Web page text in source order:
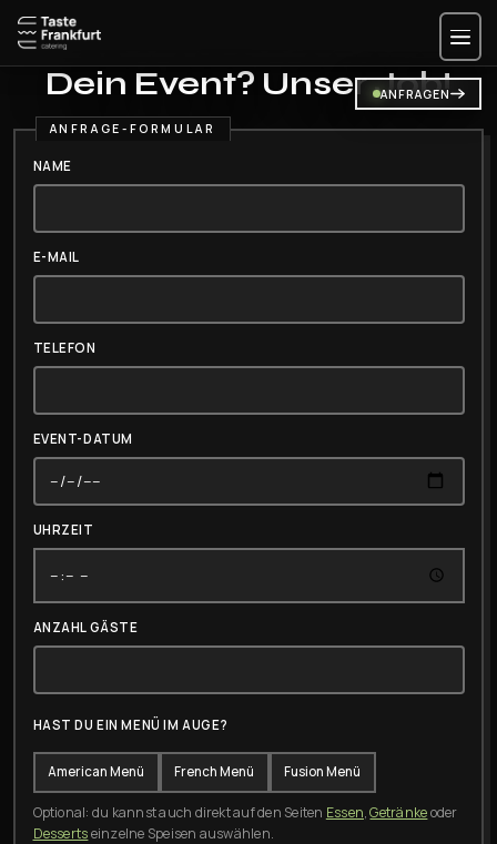
Zum
Inhalt
springen
ANFRAGEN
Dein Event? Unser Job!
NAME
E-MAIL
TELEFON
EVENT-DATUM
UHRZEIT
ANZAHL GÄSTE
HAST DU EIN MENÜ IM AUGE?
American Menü French Menü Fusion Menü
Optional: du kannst auch direkt auf den Seiten Essen,Getränkeoder
Dessertseinzelne Speisen auswählen.